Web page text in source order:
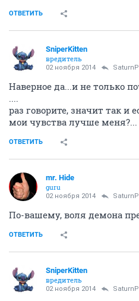
ОТВЕТИТЬ
SniperKitten
вредитель
02 ноября 2014
Наверное да...и не только
....
раз говорите, значит так и
мои чувства лучше меня?...
ОТВЕТИТЬ
mr. Hide
guru
02 ноября 2014
По-вашему, воля демона
ОТВЕТИТЬ
SniperKitten
вредитель
02 ноября 2014